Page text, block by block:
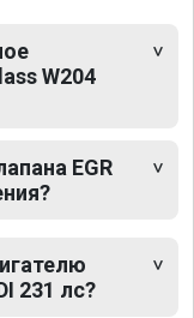
W204
EGR
231 лс?